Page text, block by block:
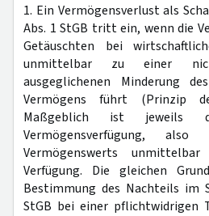
1. Ein Vermögensverlust als
Abs. 1 StGB tritt ein, wenn die
Getäuschten bei
unmittelbar zu einer
ausgeglichenen Minderung
Vermögens führt (Prinzip
Maßgeblich ist jeweils
Vermögensverfügung,
Vermögenswerts
Verfügung. Die gleichen
Bestimmung des Nachteils im
StGB bei einer pflichtwidrigen